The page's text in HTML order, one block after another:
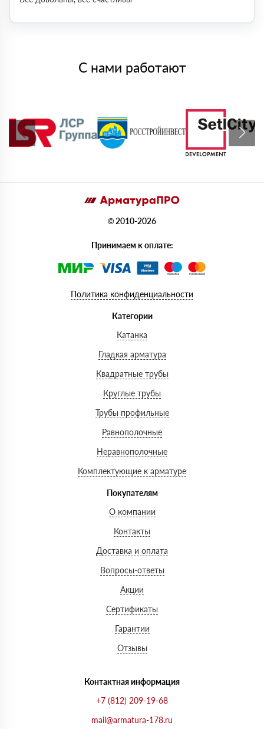
С нами работают
© 2010-2026
Принимаем к оплате:
Политика конфиденциальности
Категории
Катанка
Гладкая арматура
Квадратные трубы
Круглые трубы
Трубы профильные
Равнополочные
Неравнополочные
Комплектующие к арматуре
Покупателям
О компании
Контакты
Доставка и оплата
Вопросы-ответы
Акции
Сертификаты
Гарантии
Отзывы
Контактная информация
+7 (812) 209-19-68
mail@armatura-178.ru